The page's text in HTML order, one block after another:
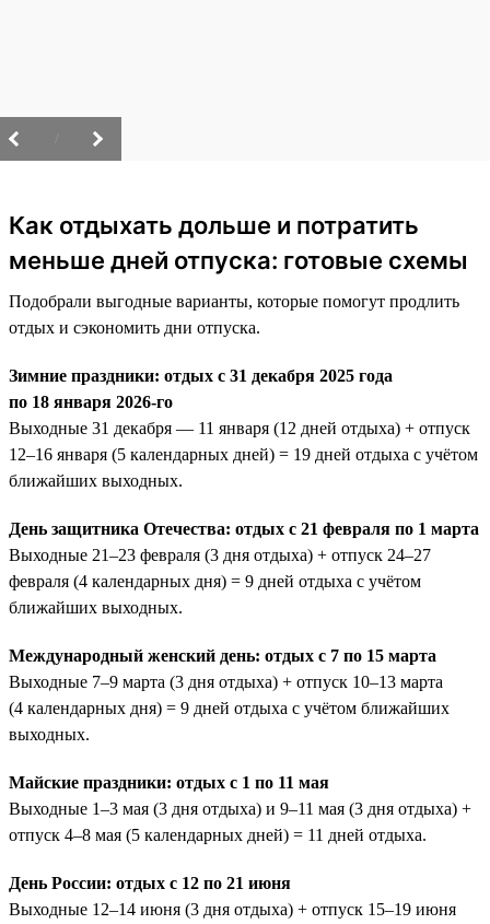
Как отдыхать дольше и потратить
меньше дней отпуска: готовые схемы
Подобрали выгодные варианты, которые помогут продлить
отдых и сэкономить дни отпуска.
Зимние праздники: отдых с 31 декабря 2025 года
по 18 января 2026-го
Выходные 31 декабря — 11 января (12 дней отдыха) + отпуск
12–16 января (5 календарных дней) = 19 дней отдыха с учётом
ближайших выходных.
День защитника Отечества: отдых с 21 февраля по 1 марта
Выходные 21–23 февраля (3 дня отдыха) + отпуск 24–27
февраля (4 календарных дня) = 9 дней отдыха с учётом
ближайших выходных.
Международный женский день: отдых с 7 по 15 марта
Выходные 7–9 марта (3 дня отдыха) + отпуск 10–13 марта
(4 календарных дня) = 9 дней отдыха с учётом ближайших
выходных.
Майские праздники: отдых с 1 по 11 мая
Выходные 1–3 мая (3 дня отдыха) и 9–11 мая (3 дня отдыха) +
отпуск 4–8 мая (5 календарных дней) = 11 дней отдыха.
День России: отдых с 12 по 21 июня
Выходные 12–14 июня (3 дня отдыха) + отпуск 15–19 июня